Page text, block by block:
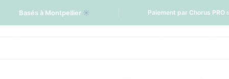
Basés à Montpellier ☀️ Paiement par Chorus PRO